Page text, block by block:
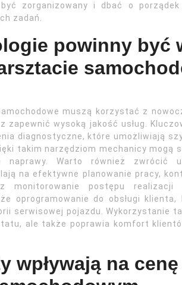
zorganizowany i dbać o
zadań.
powinny być
muszą korzystać z
zapewnić wysoką jakość usług.
diagnostyczne, które umożliwiają
takim narzędziom mechanicy mogą
naprawy. Warto również zwrócić
na efektywne planowanie pracy,
monitorowanie postępu realizacji
oprogramowanie do obsługi
serwisowej pojazdu. Wykorzystanie
ale także poprawia komfort
wpływają na